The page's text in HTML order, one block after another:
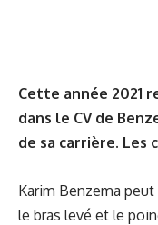
Cette année 2021
dans le CV de
de sa carrière. Les
Karim Benzema
le bras levé et le